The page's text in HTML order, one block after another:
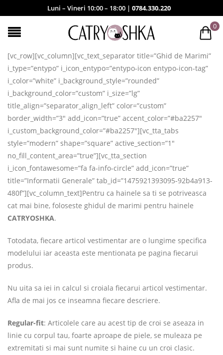
Luni – Vineri 10:00 – 18:00 | 0784.330.220
0
[vc_row][vc_column][vc_text_separator title=”Ghid de Marimi”
i_type=”entypo” i_icon_entypo=”entypo-icon entypo-icon-tag”
i_color=”white” i_background_style=”rounded”
i_background_color=”custom” i_size=”lg”
title_align=”separator_align_left” color=”custom”
border_width=”3″ add_icon=”true” accent_color=”#ba2257″
i_custom_background_color=”#ba2257″][vc_tta_tabs
style=”modern” shape=”square” active_section=”1″
no_fill_content_area=”true”][vc_tta_section
i_icon_fontawesome=”fa fa-info-circle” add_icon=”true”
title=”Informatii Generale” tab_id=”1475921393095-92b4a913-
480f”][vc_column_text]Pentru ca hainele sa ti se potriveasca
cat mai bine, foloseste ghidul de marimi pentru hainele
CATRYOSHKA.
Totodata, fiecare articol vestimentar are o lungime specifica
modelului iar aceasta este mentionata pe pagina fiecarui
produs.
Nu uita sa iei in calcul si croiala fiecarui articol vestimentar.
Afla de mai jos ce inseamna fiecare descriere.
Regular-fit: Articolele care au acest tip de croi se aseaza in
linie cu corpul tau, foarte aproape de piele, se muleaza pe
extremitati si mai sunt numite si haine cu un croi clasic.